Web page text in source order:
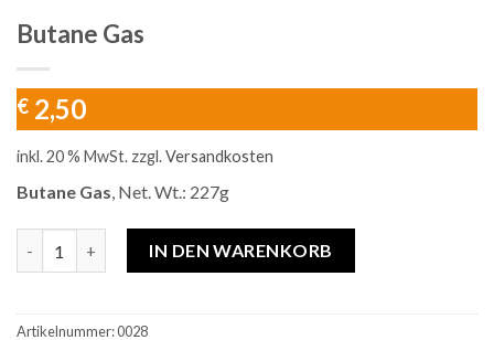
Butane Gas
€ 2,50
inkl. 20 % MwSt.zzgl.Versandkosten
Butane Gas, Net. Wt.: 227g
IN DEN WARENKORB
Artikelnummer:0028